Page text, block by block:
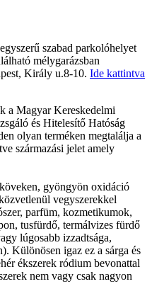
szabad parkolóhelyet
mélygarázsban
Király u.8-10. Ide kattintva
a Magyar Kereskedelmi
és Hitelesítő Hatóság
olyan terméken megtalálja a
származási jelet amely
gyöngyön oxidáció
vegyszerekkel
parfüm, kozmetikumok,
tusfürdő, termálvizes fürdő
lúgosabb izzadtsága,
Különösen igaz ez a sárga és
ékszerek ródium bevonattal
nem vagy csak nagyon